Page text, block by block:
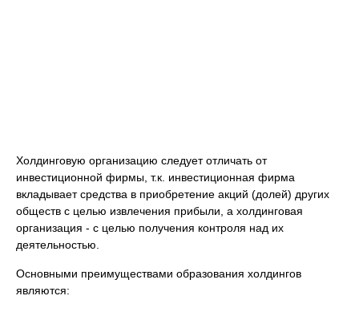
Холдинговую организацию следует отличать от
инвестиционной фирмы, т.к. инвестиционная фирма
вкладывает средства в приобретение акций (долей) других
обществ с целью извлечения прибыли, а холдинговая
организация - с целью получения контроля над их
деятельностью.
Основными преимуществами образования холдингов
являются: